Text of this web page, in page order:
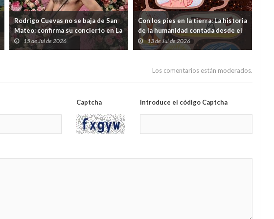
Rodrigo Cuevas no se baja de San
Mateo: confirma su concierto en La
Ería tras las dudas lanzadas desde
el Ayuntamiento
15 de Jul de 2026
Con los pies en la tierra: La historia
de la humanidad contada desde el
subsuelo
13 de Jul de 2026
Los comentarios están moderados.
Captcha Introduce el código Captcha